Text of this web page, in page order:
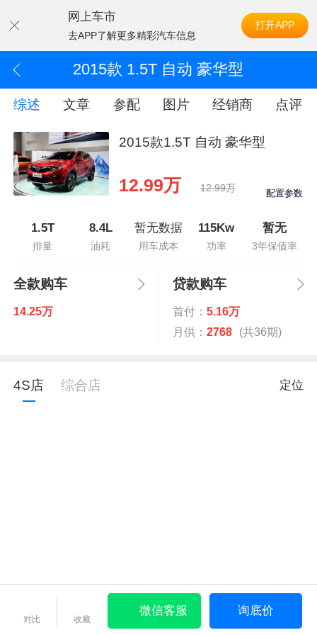
网上车市
去APP了解更多精彩汽车信息
打开APP
2015款 1.5T 自动 豪华型
综述 文章 参配 图片 经销商 点评
2015款1.5T 自动 豪华型
12.99万 12.99万 配置参数
1.5T
排量
8.4L
油耗
暂无数据
用车成本
115Kw
功率
暂无
3年保值率
全款购车
14.25万
贷款购车
首付： 5.16万
月供： 2768 (共36期)
4S店 综合店 定位
对比 收藏
微信客服 询底价